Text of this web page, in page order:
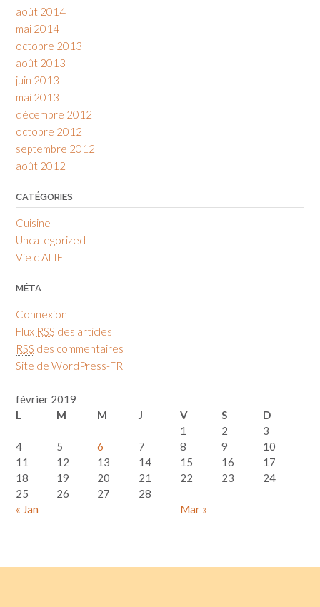
août 2014
mai 2014
octobre 2013
août 2013
juin 2013
mai 2013
décembre 2012
octobre 2012
septembre 2012
août 2012
CATÉGORIES
Cuisine
Uncategorized
Vie d'ALIF
MÉTA
Connexion
Flux RSS des articles
RSS des commentaires
Site de WordPress-FR
février 2019
L
M M J V S D
« Jan Mar »
1 2
3
4
5 6 7 8 9
10
11
12 13 14 15 16
17
18
19 20 21 22 23
24
25
26 27 28